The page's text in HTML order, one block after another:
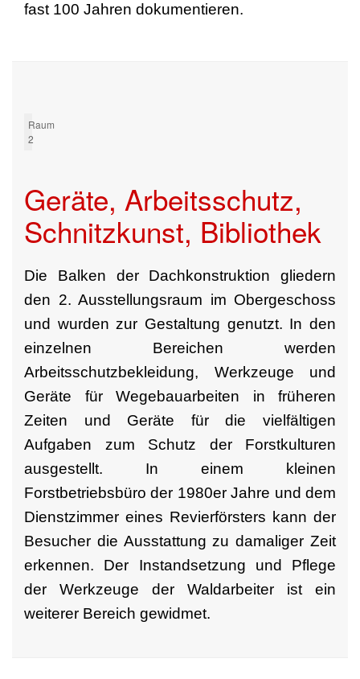
fast 100 Jahren dokumentieren.
Raum
2
Geräte, Arbeitsschutz,
Schnitzkunst, Bibliothek
Die Balken der Dachkonstruktion gliedern
den 2. Ausstellungsraum im Obergeschoss
und wurden zur Gestaltung genutzt. In den
einzelnen Bereichen werden
Arbeitsschutzbekleidung, Werkzeuge und
Geräte für Wegebauarbeiten in früheren
Zeiten und Geräte für die vielfältigen
Aufgaben zum Schutz der Forstkulturen
ausgestellt. In einem kleinen
Forstbetriebsbüro der 1980er Jahre und dem
Dienstzimmer eines Revierförsters kann der
Besucher die Ausstattung zu damaliger Zeit
erkennen. Der Instandsetzung und Pflege
der Werkzeuge der Waldarbeiter ist ein
weiterer Bereich gewidmet.